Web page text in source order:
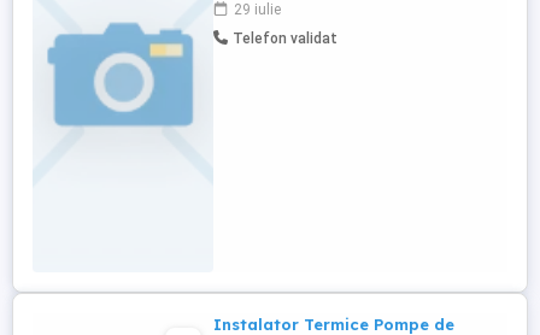
29 iulie
Telefon validat
Instalator Termice Pompe de